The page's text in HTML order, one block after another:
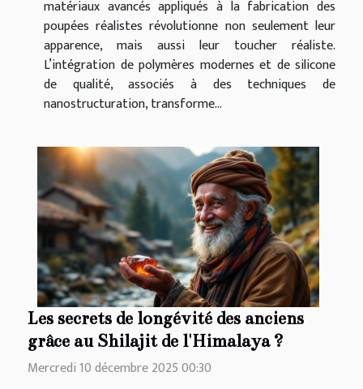
matériaux avancés appliqués à la fabrication des
poupées réalistes révolutionne non seulement leur
apparence, mais aussi leur toucher réaliste.
L’intégration de polymères modernes et de silicone
de qualité, associés à des techniques de
nanostructuration, transforme...
Les secrets de longévité des anciens
grâce au Shilajit de l'Himalaya ?
Mercredi 10 décembre 2025 00:30